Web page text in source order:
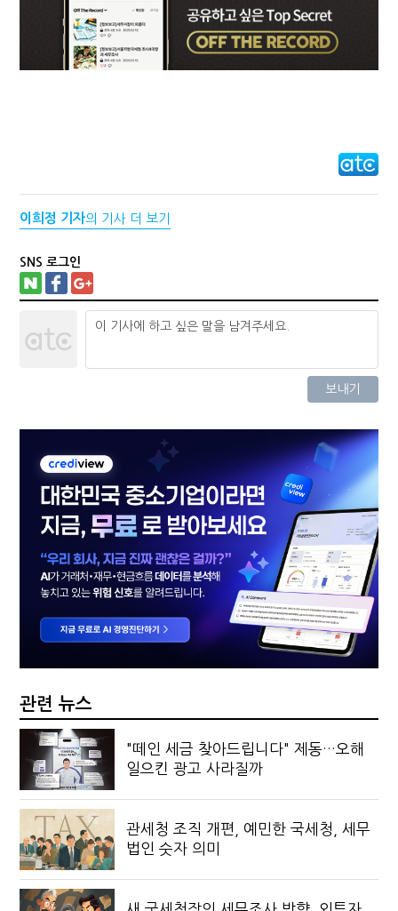
이희정 기자의 기사 더 보기
SNS 로그인
관련 뉴스
"떼인 세금 찾아드립니다" 제동…오해
일으킨 광고 사라질까
관세청 조직 개편, 예민한 국세청, 세무
법인 숫자 의미